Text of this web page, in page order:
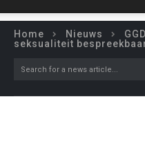
Home Nieuws
seksualiteit
Search for a news article...